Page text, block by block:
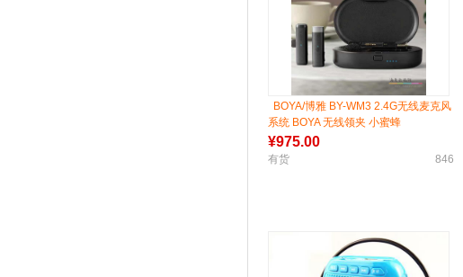
BOYA/博雅 BY-WM3 2.4G无线麦克风
系统 BOYA 无线领夹 小蜜蜂
¥975.00
有货 846